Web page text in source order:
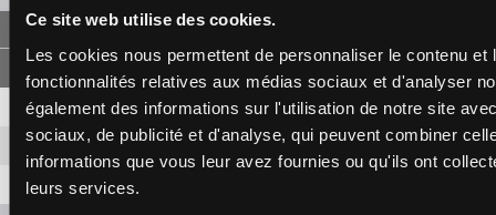
Ce site web utilise des cookies.
Les cookies nous permettent de personnaliser le contenu
fonctionnalités relatives aux médias sociaux et d'analyser
également des informations sur l'utilisation de notre site
sociaux, de publicité et d'analyse, qui peuvent combiner
informations que vous leur avez fournies ou qu'ils ont
leurs services.
FORECAST
6-3 5,50 € 2,20 €
6-5 3,90 €
3-5